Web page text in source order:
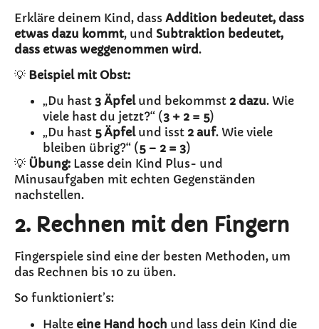
Erkläre deinem Kind, dass Addition bedeutet, dass
etwas dazu kommt, und Subtraktion bedeutet,
dass etwas weggenommen wird.
💡 Beispiel mit Obst:
„Du hast 3 Äpfelund bekommst 2 dazu. Wie
viele hast du jetzt?“ (3 + 2 = 5)
„Du hast 5 Äpfelund isst 2 auf. Wie viele
bleiben übrig?“ (5 – 2 = 3)
💡 Übung: Lasse dein Kind Plus- und
Minusaufgaben mit echten Gegenständen
nachstellen.
2. Rechnen mit den Fingern
Fingerspiele sind eine der besten Methoden, um
das Rechnen bis 10 zu üben.
So funktioniert’s:
Halte eine Hand hoch und lass dein Kind die